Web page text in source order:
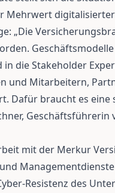
Mehrwert
„Die
die Stakeholder
und Mitarbeitern,
Dafür braucht es eine
Geschäftsführerin
mit der Merkur
Resistenz des